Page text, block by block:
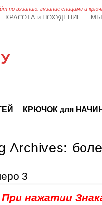
по вязанию: вязание спицами и
КРАСОТА и ПОХУДЕНИЕ
КРЮЧОК для
Archives:
3
При нажатии